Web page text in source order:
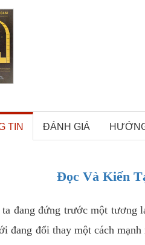
TIN ĐÁNH GIÁ
Đọc Và Kiến
ta đang đứng trước một tương
đang đổi thay một cách